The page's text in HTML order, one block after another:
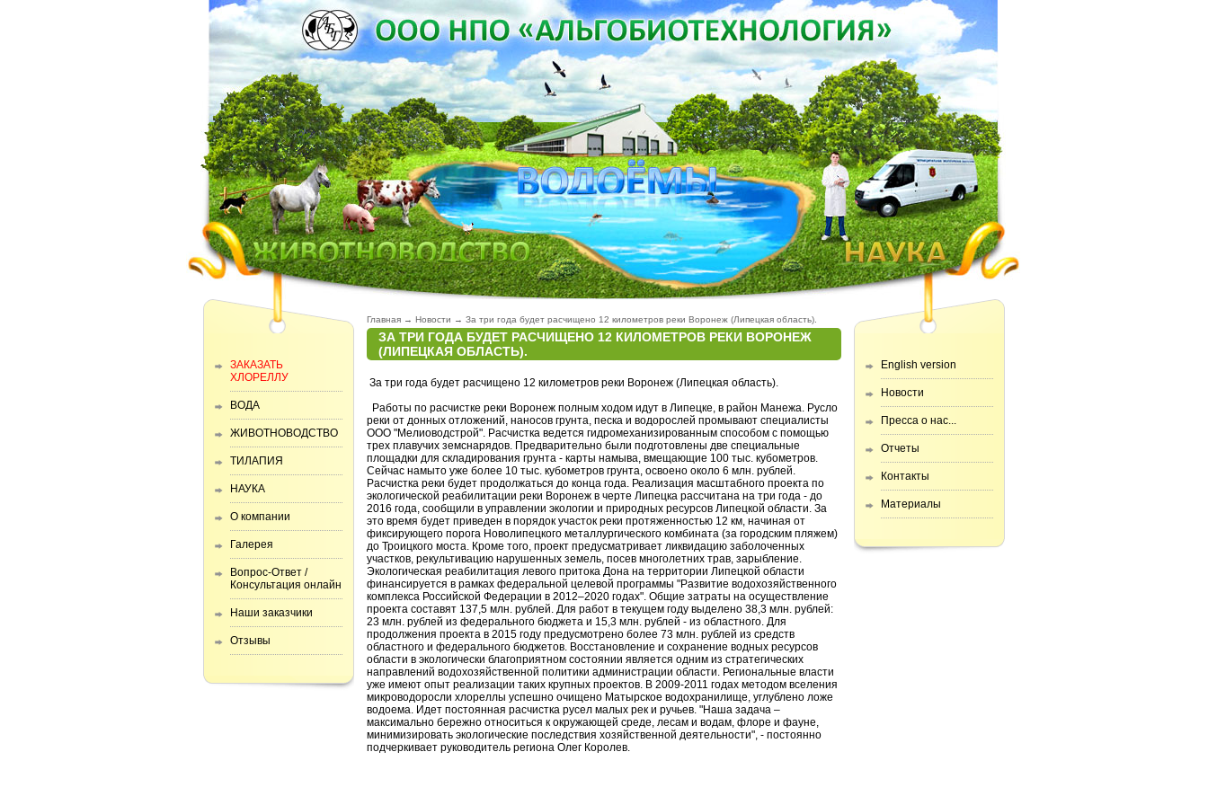
ЗАКАЗАТЬ
ХЛОРЕЛЛУ
ВОДА
ЖИВОТНОВОДСТВО
ТИЛАПИЯ
НАУКА
О компании
Галерея
Вопрос-Ответ /
Консультация онлайн
Наши заказчики
Отзывы
English version
Новости
Пресса о нас...
Отчеты
Контакты
Материалы
Главная → Новости → За три года будет расчищено 12 километров реки Воронеж (Липецкая область).
ЗА ТРИ ГОДА БУДЕТ РАСЧИЩЕНО 12 КИЛОМЕТРОВ РЕКИ ВОРОНЕЖ
(ЛИПЕЦКАЯ ОБЛАСТЬ).
За три года будет расчищено 12 километров реки Воронеж (Липецкая область).
Работы по расчистке реки Воронеж полным ходом идут в Липецке, в район Манежа. Русло
реки от донных отложений, наносов грунта, песка и водорослей промывают специалисты
ООО "Мелиоводстрой". Расчистка ведется гидромеханизированным способом с помощью
трех плавучих земснарядов. Предварительно были подготовлены две специальные
площадки для складирования грунта - карты намыва, вмещающие 100 тыс. кубометров.
Сейчас намыто уже более 10 тыс. кубометров грунта, освоено около 6 млн. рублей.
Расчистка реки будет продолжаться до конца года. Реализация масштабного проекта по
экологической реабилитации реки Воронеж в черте Липецка рассчитана на три года - до
2016 года, сообщили в управлении экологии и природных ресурсов Липецкой области. За
это время будет приведен в порядок участок реки протяженностью 12 км, начиная от
фиксирующего порога Новолипецкого металлургического комбината (за городским пляжем)
до Троицкого моста. Кроме того, проект предусматривает ликвидацию заболоченных
участков, рекультивацию нарушенных земель, посев многолетних трав, зарыбление.
Экологическая реабилитация левого притока Дона на территории Липецкой области
финансируется в рамках федеральной целевой программы "Развитие водохозяйственного
комплекса Российской Федерации в 2012–2020 годах". Общие затраты на осуществление
проекта составят 137,5 млн. рублей. Для работ в текущем году выделено 38,3 млн. рублей:
23 млн. рублей из федерального бюджета и 15,3 млн. рублей - из областного. Для
продолжения проекта в 2015 году предусмотрено более 73 млн. рублей из средств
областного и федерального бюджетов. Восстановление и сохранение водных ресурсов
области в экологически благоприятном состоянии является одним из стратегических
направлений водохозяйственной политики администрации области. Региональные власти
уже имеют опыт реализации таких крупных проектов. В 2009-2011 годах методом вселения
микроводоросли хлореллы успешно очищено Матырское водохранилище, углублено ложе
водоема. Идет постоянная расчистка русел малых рек и ручьев. "Наша задача –
максимально бережно относиться к окружающей среде, лесам и водам, флоре и фауне,
минимизировать экологические последствия хозяйственной деятельности", - постоянно
подчеркивает руководитель региона Олег Королев.